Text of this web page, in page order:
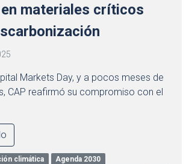
en materiales críticos
Markets Day, y a pocos meses de
CAP reafirmó su compromiso con el
climática
Agenda 2030